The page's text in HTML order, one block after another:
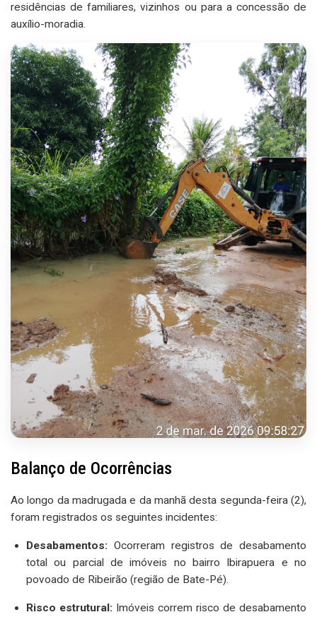
residências de familiares, vizinhos ou para a concessão de
auxílio-moradia.
Balanço de Ocorrências
Ao longo da madrugada e da manhã desta segunda-feira (2),
foram registrados os seguintes incidentes:
Desabamentos: Ocorreram registros de desabamento
total ou parcial de imóveis no bairro Ibirapuera e no
povoado de Ribeirão (região de Bate-Pé).
Risco estrutural: Imóveis correm risco de desabamento